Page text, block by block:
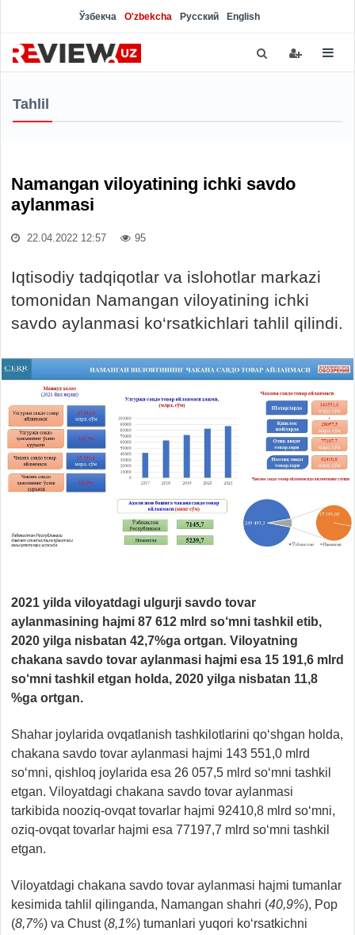
Ўзбекча O'zbekcha Русский English
Tahlil
Namangan viloyatining ichki savdo
aylanmasi
22.04.2022 12:57 95
Iqtisodiy tadqiqotlar va islohotlar markazi
tomonidan Namangan viloyatining ichki
savdo aylanmasi ko‘rsatkichlari tahlil qilindi.
2021 yilda viloyatdagi ulgurji savdo tovar
aylanmasining hajmi 87 612 mlrd so‘mni tashkil etib,
2020 yilga nisbatan 42,7%ga ortgan. Viloyatning
chakana savdo tovar aylanmasi hajmi esa 15 191,6 mlrd
so‘mni tashkil etgan holda, 2020 yilga nisbatan 11,8
%ga ortgan.
Shahar joylarida ovqatlanish tashkilotlarini qo‘shgan holda,
chakana savdo tovar aylanmasi hajmi 143 551,0 mlrd
so‘mni, qishloq joylarida esa 26 057,5 mlrd so‘mni tashkil
etgan. Viloyatdagi chakana savdo tovar aylanmasi
tarkibida nooziq-ovqat tovarlar hajmi 92410,8 mlrd so‘mni,
oziq-ovqat tovarlar hajmi esa 77197,7 mlrd so‘mni tashkil
etgan.
Viloyatdagi chakana savdo tovar aylanmasi hajmi tumanlar
kesimida tahlil qilinganda, Namangan shahri (40,9%), Pop
(8,7%) va Chust (8,1%) tumanlari yuqori ko‘rsatkichni